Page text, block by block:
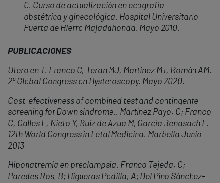
C. Curso de actualización en ecografía
obstétrica y ginecológica. Hospital Universitario
Puerta de Hierro Majadahonda. Mayo 2010.
PUBLICACIONES
Utero en T. Franco C, Teran MJ, Martinez MT, Román AM.
2º Global Congress on Hysteroscopy. Mayo 2020.
Cost-efectiveness of combined test and contingente
screening for Down síndrome.. Martínez Payo, C; Franco
C, Calles L, Nieto Y, Ruiz de Azua M, García Benasach F.
12th World Congress in Fetal Medicina. Marbella Junio
2013
Hiponatremía en preclampsia. Franco Tejeda, C;
Paredes Ros, B; Higueras Padilla, A; Del Pino Sánchez-